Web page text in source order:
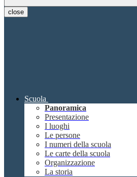
close
Scuola
Panoramica
Presentazione
I luoghi
Le persone
I numeri della scuola
Le carte della scuola
Organizzazione
La storia